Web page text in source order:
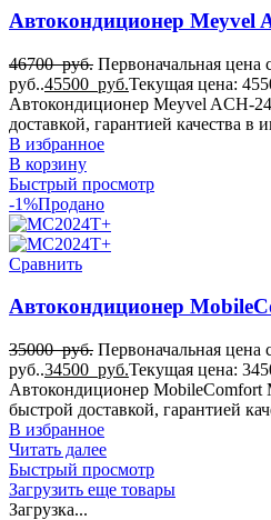
Автокондиционер Meyvel
46700руб. Первоначальная цена
руб..45500 руб.Текущая цена:
Автокондиционер Meyvel ACH-
доставкой, гарантией качества в
В избранное
В корзину
Быстрый просмотр
-1%Продано
Сравнить
Автокондиционер
35000руб. Первоначальная цена
руб..34500 руб.Текущая цена:
Автокондиционер MobileComfort
быстрой доставкой, гарантией
В избранное
Читать далее
Быстрый просмотр
Загрузить еще товары
Загрузка...